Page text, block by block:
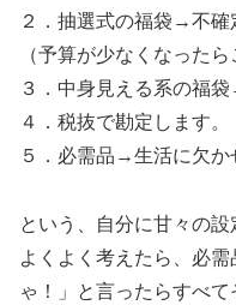
２．抽選式の福袋→不確
（予算が少なくなった
３．中身見える系の福
４．税抜で勘定します。
５．必需品→生活に欠か
という、自分に甘々の設
よくよく考えたら、必
ゃ！」と言ったらすべ